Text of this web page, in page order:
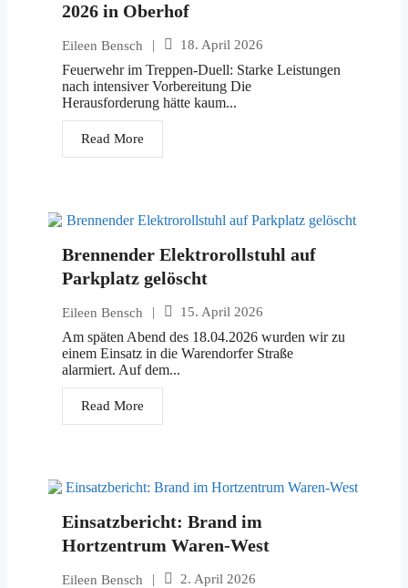
2026 in Oberhof
Eileen Bensch | 18. April 2026
Feuerwehr im Treppen-Duell: Starke Leistungen
nach intensiver Vorbereitung Die
Herausforderung hätte kaum...
Read More
Brennender Elektrorollstuhl auf
Parkplatz gelöscht
Eileen Bensch | 15. April 2026
Am späten Abend des 18.04.2026 wurden wir zu
einem Einsatz in die Warendorfer Straße
alarmiert. Auf dem...
Read More
Einsatzbericht: Brand im
Hortzentrum Waren-West
Eileen Bensch | 2. April 2026